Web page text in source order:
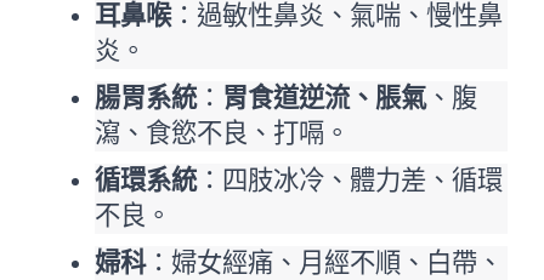
耳鼻喉：過敏性鼻炎、氣喘、慢性鼻
炎。
腸胃系統： 胃食道逆流、脹氣、腹
瀉、食慾不良、打嗝。
循環系統：四肢冰冷、體力差、循環
不良。
婦科：婦女經痛、月經不順、白帶、